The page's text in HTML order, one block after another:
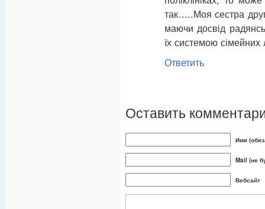
так…..Моя сестра
маючи досвід
їх системою сімейних
Ответить
Оставить
Имя
Mail (не
Вебсайт